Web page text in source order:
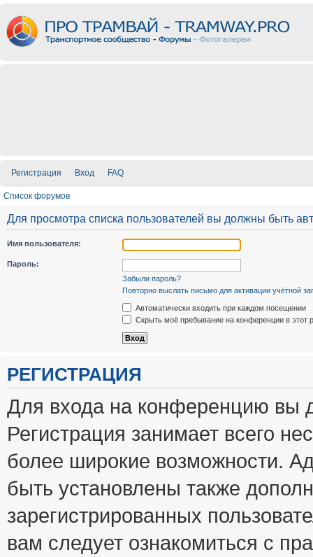
Регистрация Вход FAQ
Список форумов
Для просмотра списка пользователей вы должны быть
Имя пользователя:
Пароль:
Забыли пароль?
Повторно выслать письмо для активации учётной
Автоматически входить при каждом посещении
Скрыть моё пребывание на конференции в этот
РЕГИСТРАЦИЯ
Для входа на конференцию вы
Регистрация занимает всего
более широкие возможности.
быть установлены также
зарегистрированных
вам следует ознакомиться с